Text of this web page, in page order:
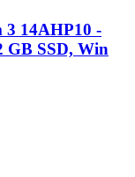
3 14AHP10 -
GB SSD, Win